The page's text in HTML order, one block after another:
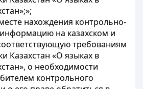
нахождения контрольно-
на казахском и
требованиям
Казахстан «О языках в
о необходимости
контрольного